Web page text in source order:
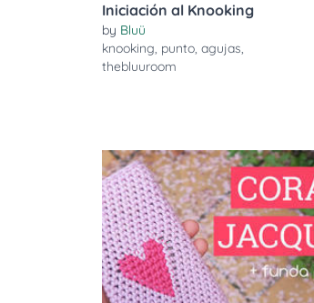
Iniciación al Knooking
by Bluü
knooking, punto, agujas,
thebluuroom